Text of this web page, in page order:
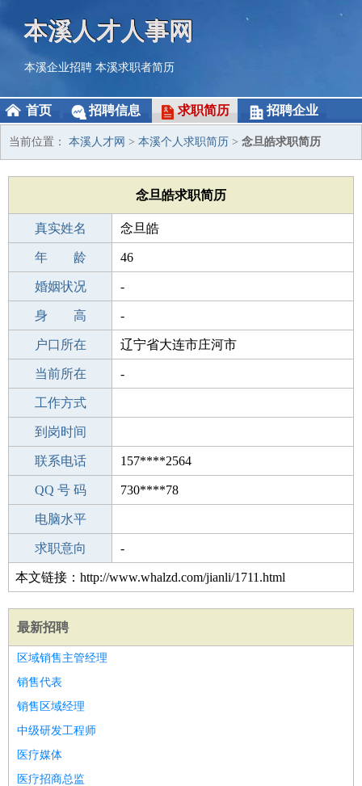
本溪人才人事网
本溪企业招聘 本溪求职者简历
首页 招聘信息 求职简历 招聘企业
当前位置： 本溪人才网 > 本溪个人求职简历 > 念旦皓求职简历
念旦皓求职简历
真实姓名 念旦皓
性 别 男
年 龄 46
出生年月 1980-05-11
婚姻状况 -
学 历 成人教育
身 高 -
毕业学校 松溪县中等职业技术学校
户口所在 辽宁省大连市庄河市
所学专业 -
当前所在 -
工作经验
工作方式
驾 照
到岗时间
期望月薪
联系电话 157****2564
手机号码 157****2564
QQ 号 码 730****78
微信号码
电脑水平
外语水平
求职意向 -
本文链接：http://www.whalzd.com/jianli/1711.html
最新招聘
区域销售主管经理
销售代表
销售区域经理
中级研发工程师
医疗媒体
医疗招商总监